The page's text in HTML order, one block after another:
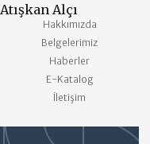
Atışkan Alçı
Hakkımızda
Belgelerimiz
Haberler
E-Katalog
İletişim